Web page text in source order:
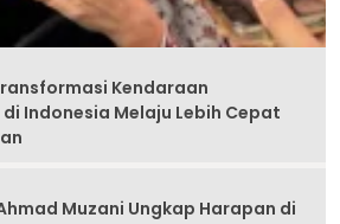
Kendaraan
Indonesia Melaju Lebih Cepat
Muzani Ungkap Harapan di